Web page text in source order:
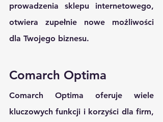
prowadzenia sklepu internetowego,
otwiera zupełnie nowe możliwości
dla Twojego biznesu.
Comarch Optima
Comarch Optima oferuje wiele
kluczowych funkcji i korzyści dla firm,